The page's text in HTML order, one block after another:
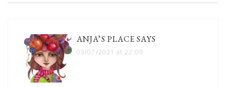
ANJA’S PLACE SAYS
03/07/2021 at 22:09